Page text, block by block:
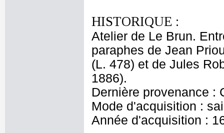
HISTORIQUE :
Atelier de Le Brun.
paraphes de Jean
(L. 478) et de Jules
1886).
Dernière provenance :
Mode d'acquisition :
Année d'acquisition :